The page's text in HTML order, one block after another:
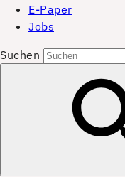
E-Paper
Jobs
Suchen